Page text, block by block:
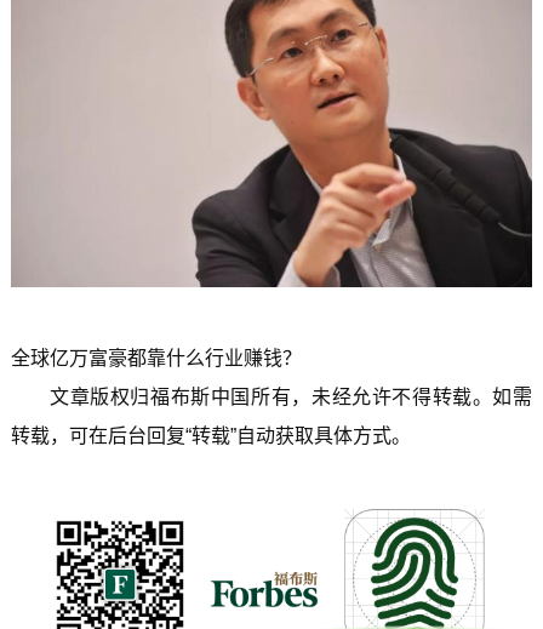
全球亿万富豪都靠什么行业赚钱？
文章版权归福布斯中国所有，未经允许不得转载。如需
转载，可在后台回复“转载”自动获取具体方式。